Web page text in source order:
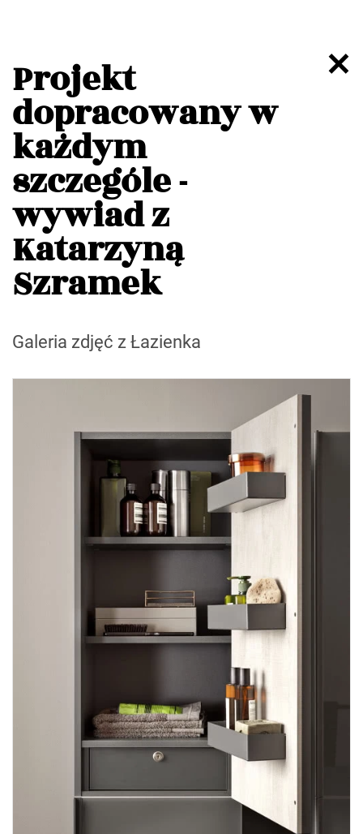
Projekt
dopracowany w
każdym
szczególe -
wywiad z
Katarzyną
Szramek
Galeria zdjęć z Łazienka